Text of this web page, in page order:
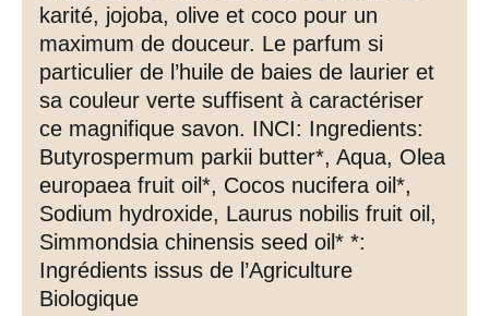
karité, jojoba, olive et coco pour un
maximum de douceur. Le parfum si
particulier de l’huile de baies de laurier et
sa couleur verte suffisent à caractériser
ce magnifique savon. INCI: Ingredients:
Butyrospermum parkii butter*, Aqua, Olea
europaea fruit oil*, Cocos nucifera oil*,
Sodium hydroxide, Laurus nobilis fruit oil,
Simmondsia chinensis seed oil* *:
Ingrédients issus de l’Agriculture
Biologique